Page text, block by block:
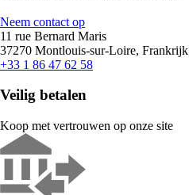
Neem contact op
11 rue Bernard Maris
37270 Montlouis-sur-Loire, Frankrijk
+33 1 86 47 62 58
Veilig betalen
Koop met vertrouwen op onze site